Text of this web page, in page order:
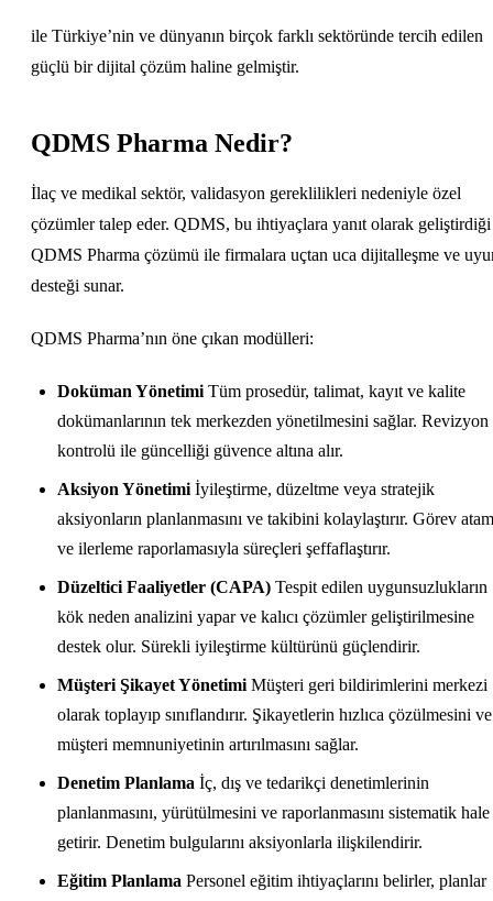
ile Türkiye’nin ve dünyanın birçok farklı sektöründe tercih edilen
güçlü bir dijital çözüm haline gelmiştir.
QDMS Pharma Nedir?
İlaç ve medikal sektör, validasyon gereklilikleri nedeniyle özel
çözümler talep eder. QDMS, bu ihtiyaçlara yanıt olarak geliştirdiği
QDMS Pharma çözümü ile firmalara uçtan uca dijitalleşme ve
desteği sunar.
QDMS Pharma’nın öne çıkan modülleri:
Doküman Yönetimi Tüm prosedür, talimat, kayıt ve kalite
dokümanlarının tek merkezden yönetilmesini sağlar. Revizyon
kontrolü ile güncelliği güvence altına alır.
Aksiyon Yönetimi İyileştirme, düzeltme veya stratejik
aksiyonların planlanmasını ve takibini kolaylaştırır. Görev
ve ilerleme raporlamasıyla süreçleri şeffaflaştırır.
Düzeltici Faaliyetler (CAPA) Tespit edilen uygunsuzlukların
kök neden analizini yapar ve kalıcı çözümler geliştirilmesine
destek olur. Sürekli iyileştirme kültürünü güçlendirir.
Müşteri Şikayet Yönetimi Müşteri geri bildirimlerini merkezi
olarak toplayıp sınıflandırır. Şikayetlerin hızlıca çözülmesini ve
müşteri memnuniyetinin artırılmasını sağlar.
Denetim Planlama İç, dış ve tedarikçi denetimlerinin
planlanmasını, yürütülmesini ve raporlanmasını sistematik hale
getirir. Denetim bulgularını aksiyonlarla ilişkilendirir.
Eğitim Planlama Personel eğitim ihtiyaçlarını belirler, planlar